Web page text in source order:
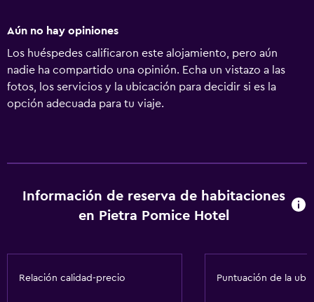
Aún no hay opiniones
Los huéspedes calificaron este alojamiento, pero aún
nadie ha compartido una opinión. Echa un vistazo a las
fotos, los servicios y la ubicación para decidir si es la
opción adecuada para tu viaje.
Información de reserva de habitaciones
en Pietra Pomice Hotel
Relación calidad-precio Puntuación de la